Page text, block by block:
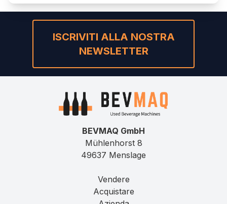
ISCRIVITI ALLA NOSTRA
NEWSLETTER
BEVMAQ GmbH
Mühlenhorst 8
49637 Menslage
Vendere
Acquistare